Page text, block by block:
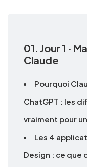
01. Jour 1 ·
Claude
Pourquoi
ChatGPT : les
vraiment pour
Les 4
Design : ce que